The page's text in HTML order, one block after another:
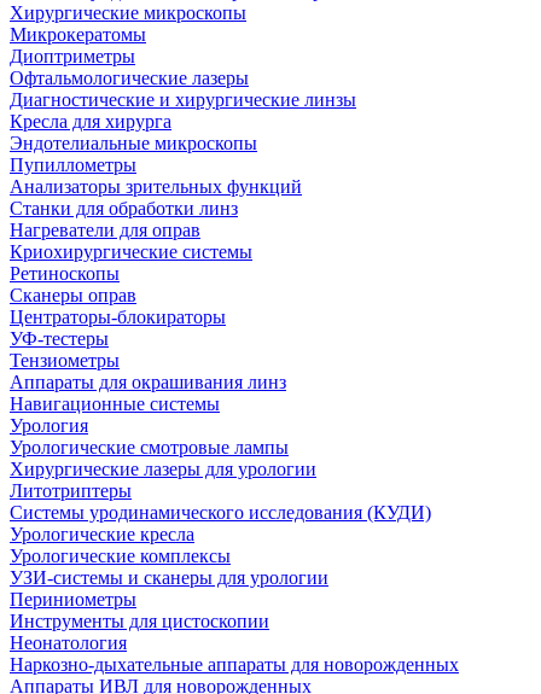
Хирургические микроскопы
Микрокератомы
Диоптриметры
Офтальмологические лазеры
Диагностические и хирургические линзы
Кресла для хирурга
Эндотелиальные микроскопы
Пупиллометры
Анализаторы зрительных функций
Станки для обработки линз
Нагреватели для оправ
Криохирургические системы
Ретиноскопы
Сканеры оправ
Центраторы-блокираторы
УФ-тестеры
Тензиометры
Аппараты для окрашивания линз
Навигационные системы
Урология
Урологические смотровые лампы
Хирургические лазеры для урологии
Литотриптеры
Системы уродинамического исследования (КУДИ)
Урологические кресла
Урологические комплексы
УЗИ-системы и сканеры для урологии
Периниометры
Инструменты для цистоскопии
Неонатология
Наркозно-дыхательные аппараты для новорожденных
Аппараты ИВЛ для новорожденных